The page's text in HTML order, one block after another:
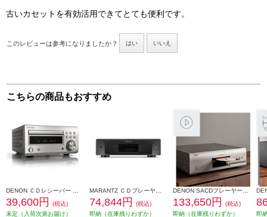
古いカセットを有効活用できてとても便利です。
このレビューは参考になりましたか？ はい いいえ
こちらの商品もおすすめ
39,600円
(税込)
未定（入荷次第お届け）
74,844円
(税込)
即納（在庫残りわずか）
133,650円
(税込)
即納（在庫残りわずか）
即